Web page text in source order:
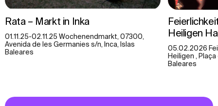
Rata – Markt in Inka
01.11.25-02.11.25 Wochenendmarkt, 07300,
Avenida de les Germanies s/n, Inca, Islas
Baleares
Heiligen
05.02.2026
Heiligen ,
Baleares